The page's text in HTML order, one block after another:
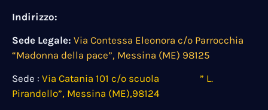
Indirizzo:
Sede Legale: Via Contessa Eleonora c/o Parrocchia
“Madonna della pace”, Messina (ME) 98125
Sede : Via Catania 101 c/o scuola ” L.
Pirandello”, Messina (ME),98124